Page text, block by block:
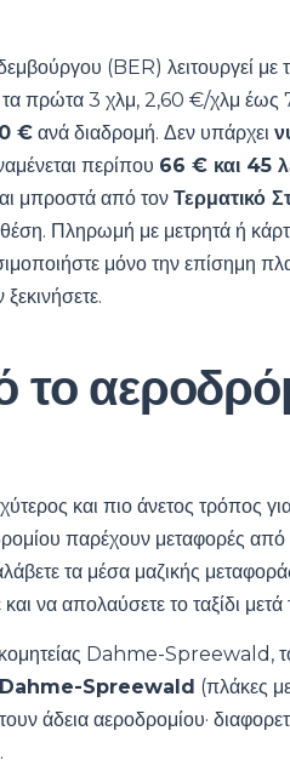
(BER) λειτουργεί με
πρώτα 3 χλμ, 2,60 €/χλμ έως
€ ανά διαδρομή. Δεν υπάρχει
περίπου 66 € και 45
μπροστά από τον Τερματικό
Πληρωμή με μετρητά ή
μόνο την επίσημη
ξεκινήσετε.
το
και πιο άνετος τρόπος
παρέχουν μεταφορές
τα μέσα μαζικής μεταφοράς.
να απολαύσετε το ταξίδι
κομητείας Dahme-Spreewald,
Dahme-Spreewald (πλάκες
άδεια αεροδρομίου·